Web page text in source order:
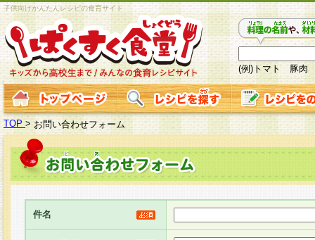
子供向けかんたんレシピの食育サイト
(例)トマト 豚肉
TOP > お問い合わせフォーム
件名